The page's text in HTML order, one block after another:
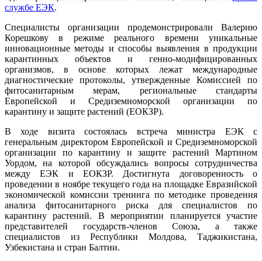
службе ЕЭК.
Специалисты организации продемонстрировали Валерию
Корешкову в режиме реального времени уникальные
инновационные методы и способы выявления в продукции
карантинных объектов и генно-модифицированных
организмов, в основе которых лежат международные
диагностические протоколы, утвержденные Комиссией по
фитосанитарным мерам, региональные стандарты
Европейской и Средиземноморской организации по
карантину и защите растений (ЕОКЗР).
В ходе визита состоялась встреча министра ЕЭК с
генеральным директором Европейской и Средиземноморской
организации по карантину и защите растений Мартином
Уордом, на которой обсуждались вопросы сотрудничества
между ЕЭК и ЕОКЗР. Достигнута договоренность о
проведении в ноябре текущего года на площадке Евразийской
экономической комиссии тренинга по методике проведения
анализа фитосанитарного риска для специалистов по
карантину растений. В мероприятии планируется участие
представителей государств-членов Союза, а также
специалистов из Республики Молдова, Таджикистана,
Узбекистана и стран Балтии.